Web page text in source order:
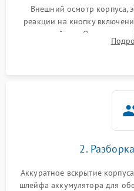
Внешний осмотр корпуса,
реакции на кнопку
устройства. Оценка
лабораторного блока
2.
Аккуратное вскрытие
шлейфа аккумулятора для